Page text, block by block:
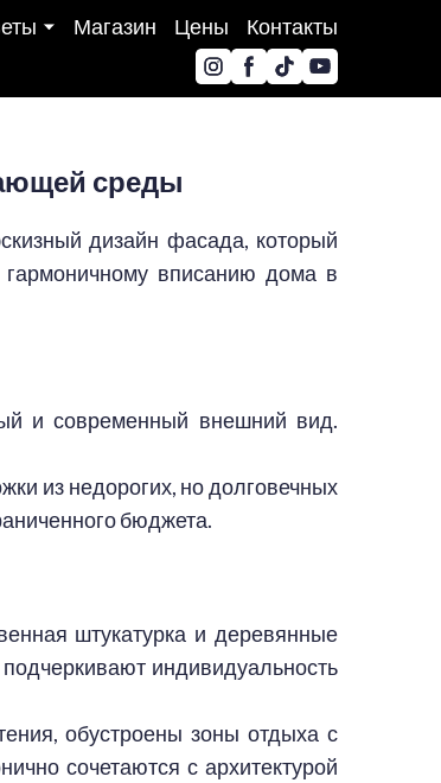
Магазин Цены Контакты
среды
дизайн фасада, который
вписанию дома в
и современный внешний вид.
из недорогих, но долговечных
бюджета.
штукатурка и деревянные
индивидуальность
обустроены зоны отдыха с
сочетаются с архитектурой